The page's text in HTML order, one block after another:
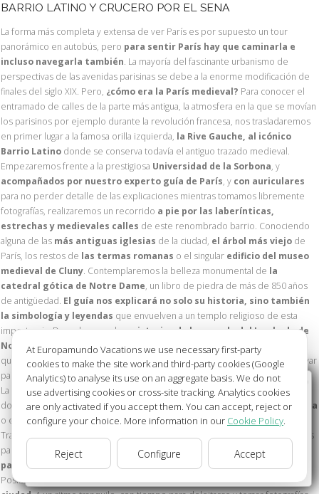
BARRIO LATINO Y CRUCERO POR EL SENA
La forma más completa y extensa de ver París es por supuesto un tour
panorámico en autobús, pero para sentir París hay que caminarla e
incluso navegarla también. La mayoría del fascinante urbanismo de
perspectivas de las avenidas parisinas se debe a la enorme modificación de
finales del siglo XIX. Pero, ¿cómo era la París medieval? Para conocer el
entramado de calles de la parte más antigua, la atmosfera en la que se movían
los parisinos por ejemplo durante la revolución francesa, nos trasladaremos
en primer lugar a la famosa orilla izquierda, la Rive Gauche, al icónico
Barrio Latino donde se conserva todavía el antiguo trazado medieval.
Empezaremos frente a la prestigiosa Universidad de la Sorbona, y
acompañados por nuestro experto guía de París, y con auriculares
para no perder detalle de las explicaciones mientras tomamos libremente
fotografías, realizaremos un recorrido a pie por las laberínticas,
estrechas y medievales calles de este renombrado barrio. Conociendo
alguna de las más antiguas iglesias de la ciudad, el árbol más viejo de
París, los restos de las termas romanas o el singular edificio del museo
medieval de Cluny. Contemplaremos la belleza monumental de la
catedral gótica de Notre Dame, un libro de piedra de más de 850 años
de antigüedad. El guía nos explicará no solo su historia, sino también
la simbología y leyendas que envuelven a un templo religioso de esta
importancia. Desvelaremos losmisterios de la morada del Jorobado de
Notre Dame.La visita será solo a su magnífico exterior debido al incendio
que sufrió la catedral y que la convirtió todavía más en un símbolo a conservar
para las futuras generaciones.
La Catedral se encuentra en una isla sobre el río Sena, el origen de París,
donde pasaremos frente ala primera residencia de los reyes de Francia
o el
hospital más antiguo de la ciudad.
Tras este paseo a pie por el corazón urbano, nos desplazaremos en autobús
para
deleitarnos con la avenida más bonita de París , declarada
patrimonio de la Humanidad: el Río Sena
a su paso por el centro.
Posiblementeel crucero más famoso del mundo por el centro de una
Wellcome to Europamundo Vacations, your in the
international site of:
Bienvenido a Europamundo Vacaciones, está usted en el
sitio internacional de:
USA(en) change/cambiar
At Europamundo Vacations we use necessary first-party
cookies to make the site work and third-party cookies (Google
Analytics) to analyse its use on an aggregate basis. We do not
use advertising cookies or cross-site tracking. Analytics cookies
are only activated if you accept them. You can accept, reject or
configure your choice. More information in our Cookie Policy.
Reject Configure Accept